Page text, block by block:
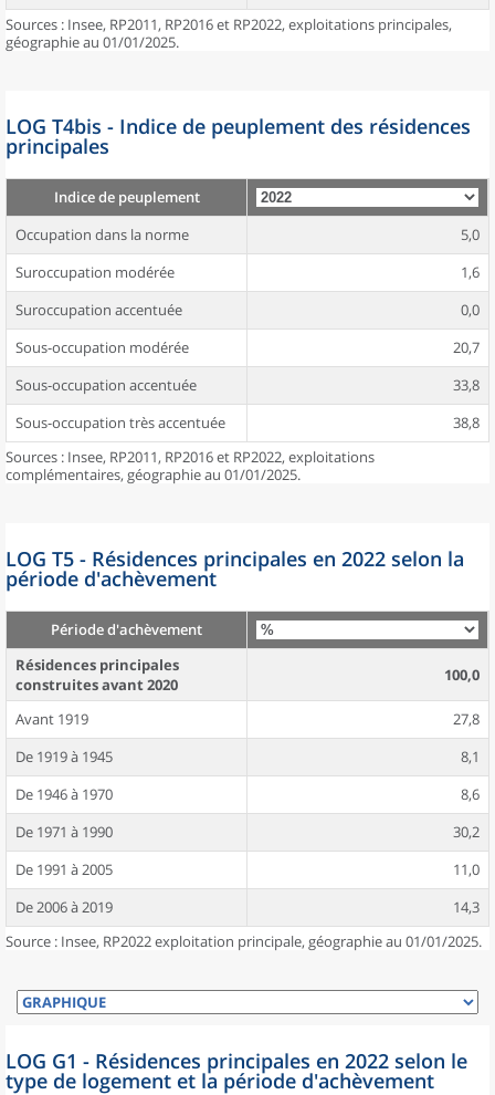
Sources : Insee, RP2011, RP2016 et RP2022, exploitations principales,
géographie au 01/01/2025.
LOG T4bis - Indice de peuplement des résidences
principales
Indice de peuplement
Occupation dans la norme
5,0
Suroccupation modérée
1,6
Suroccupation accentuée
0,0
Sous-occupation modérée
20,7
Sous-occupation accentuée
33,8
Sous-occupation très accentuée
38,8
Sources : Insee, RP2011, RP2016 et RP2022, exploitations
complémentaires, géographie au 01/01/2025.
LOG T5 - Résidences principales en 2022 selon la
période d'achèvement
Période d'achèvement
Résidences principales
construites avant 2020
100,0
Avant 1919
27,8
De 1919 à 1945
8,1
De 1946 à 1970
8,6
De 1971 à 1990
30,2
De 1991 à 2005
11,0
De 2006 à 2019
14,3
Source : Insee, RP2022 exploitation principale, géographie au 01/01/2025.
LOG G1 - Résidences principales en 2022 selon le
type de logement et la période d'achèvement